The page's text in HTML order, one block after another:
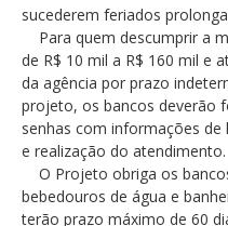
sucederem feriados
Para quem descumprir a
de R$ 10 mil a R$ 160 mil e
da agência por prazo
projeto, os bancos deverão
senhas com informações
e realização do atendimento.
O Projeto obriga os
bebedouros de água e
terão prazo máximo de 60